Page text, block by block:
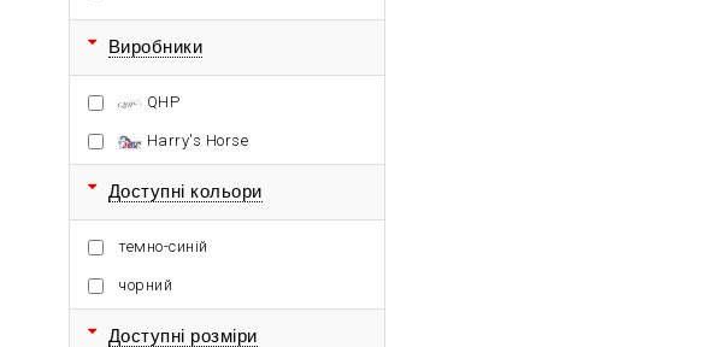
Виробники
QHP
Harry's Horse
Доступні кольори
темно-синій
чорний
Доступні розміри